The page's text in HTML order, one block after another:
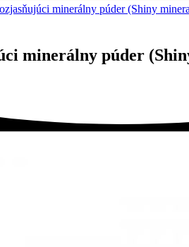
minerálny púder (Shiny
minerálny púder